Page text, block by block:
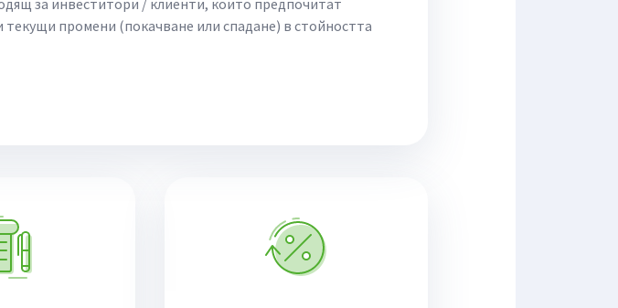
за инвеститори / клиенти, които предпочитат
промени (покачване или спадане) в стойността